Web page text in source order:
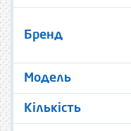
Бренд
Модель
Кількість